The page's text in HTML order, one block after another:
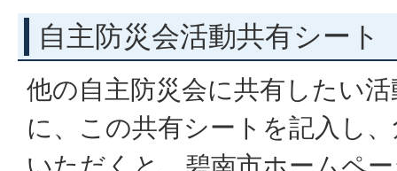
自主防災会活動共有シート
他の自主防災会に共有したい
に、この共有シートを記入し